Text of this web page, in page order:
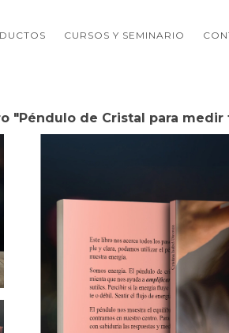
CURSOS Y SEMINARIO
"Péndulo de Cristal para medir